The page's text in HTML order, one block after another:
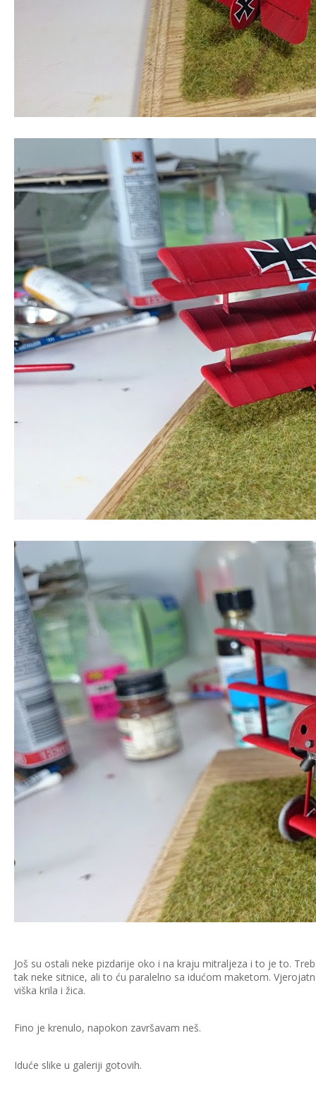
Još su ostali neke pizdarije oko i na kraju mitraljeza i to je to.
tak neke sitnice, ali to ću paralelno sa idućom maketom.
viška krila i žica.
Fino je krenulo, napokon završavam neš.
Iduće slike u galeriji gotovih.